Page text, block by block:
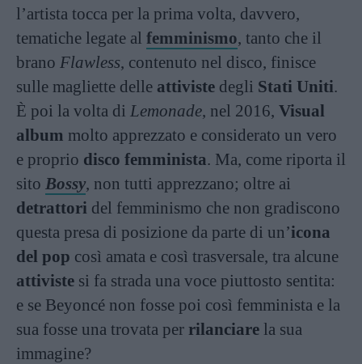
l’artista tocca per la prima volta, davvero,
tematiche legate al femminismo, tanto che il
brano Flawless, contenuto nel disco, finisce
sulle magliette delle attiviste degli Stati Uniti.
È poi la volta di Lemonade, nel 2016, Visual
album molto apprezzato e considerato un vero
e proprio disco femminista. Ma, come riporta il
sito Bossy, non tutti apprezzano; oltre ai
detrattori del femminismo che non gradiscono
questa presa di posizione da parte di un’icona
del pop così amata e così trasversale, tra alcune
attiviste si fa strada una voce piuttosto sentita:
e se Beyoncé non fosse poi così femminista e la
sua fosse una trovata per rilanciare la sua
immagine?